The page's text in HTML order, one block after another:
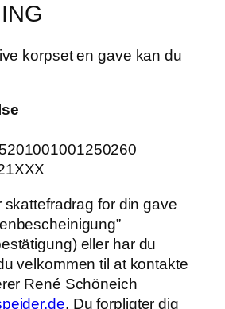
korpset en gave kan du
for din gave
eller har du
velkommen til at kontakte
René Schöneich
. Du forpligter dig